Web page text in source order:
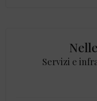
Servizi e